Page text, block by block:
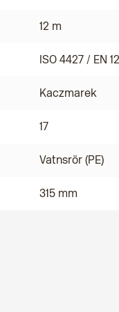
12 m
ISO 4427 / EN
Kaczmarek
17
Vatnsrör (PE)
315 mm